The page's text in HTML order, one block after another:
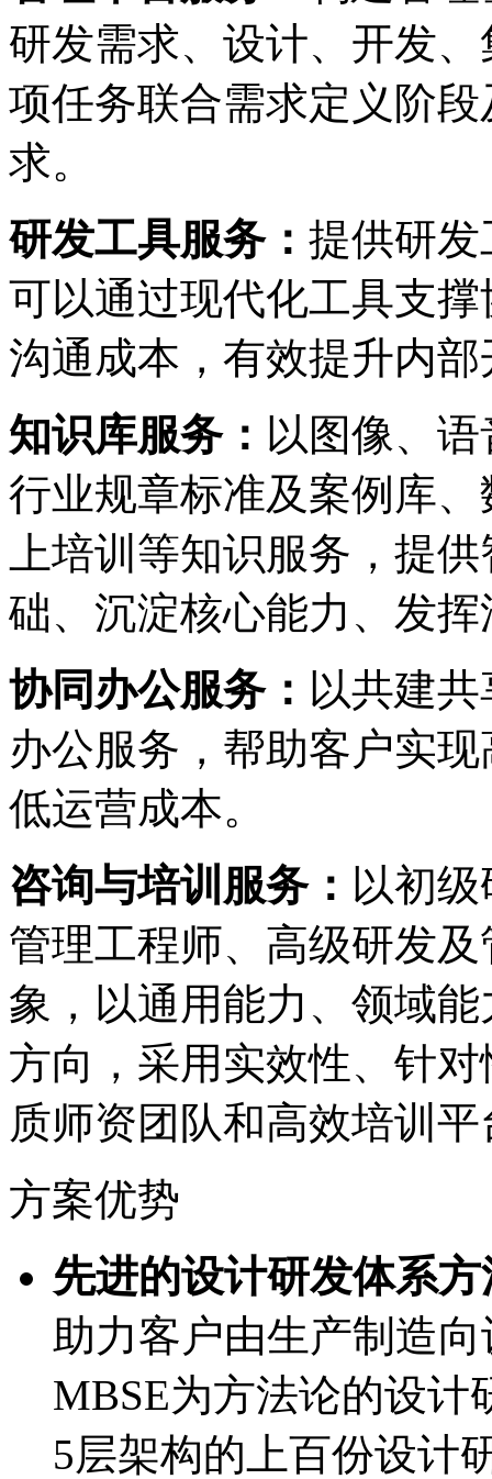
研发需求、设计、开发
项任务联合需求定义阶
求。
研发工具服务： 提供研发
可以通过现代化工具支撑协
沟通成本，有效提升内
知识库服务： 以图像、
行业规章标准及案例库
上培训等知识服务，提
础、沉淀核心能力、
协同办公服务： 以共建共
办公服务，帮助客户实现
低运营成本。
咨询与培训服务： 以初级
管理工程师、高级研
象，以通用能力、领
方向，采用实效性、
质师资团队和高效培训平
方案优势
先进的设计研发体系方法
助力客户由生产制造向
MBSE为方法论的设计研
5层架构的上百份设计